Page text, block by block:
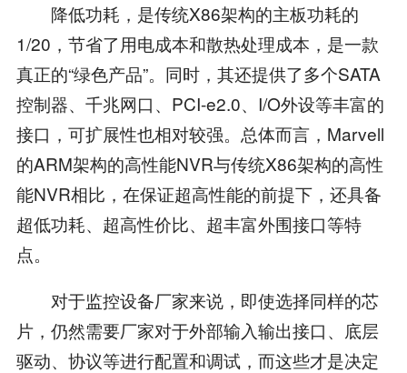
降低功耗，是传统X86架构的主板功耗的
1/20，节省了用电成本和散热处理成本，是一款
真正的“绿色产品”。同时，其还提供了多个SATA
控制器、千兆网口、PCI-e2.0、I/O外设等丰富的
接口，可扩展性也相对较强。总体而言，Marvell
的ARM架构的高性能NVR与传统X86架构的高性
能NVR相比，在保证超高性能的前提下，还具备
超低功耗、超高性价比、超丰富外围接口等特
点。
对于监控设备厂家来说，即使选择同样的芯
片，仍然需要厂家对于外部输入输出接口、底层
驱动、协议等进行配置和调试，而这些才是决定